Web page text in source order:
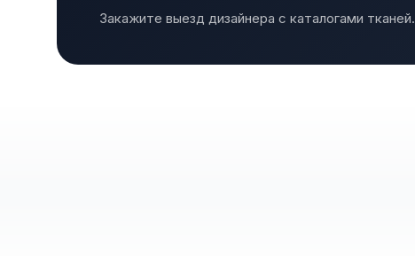
Закажите выезд дизайнера с каталогами тканей.